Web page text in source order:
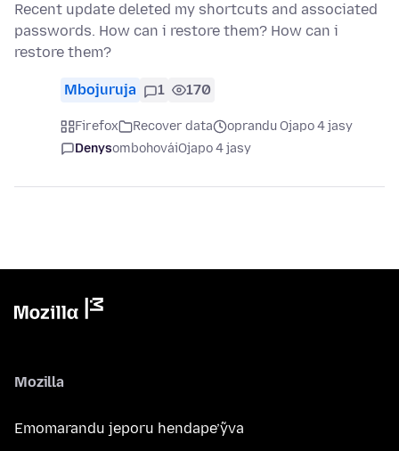
Recent update deleted my shortcuts and associated
passwords. How can i restore them? How can i
restore them?
Mbojuruja 1 170
Firefox Recover data
oprandu Ojapo 4 jasy
DenysombohováiOjapo 4 jasy
Mozilla
Emomarandu jeporu hendape’ỹva